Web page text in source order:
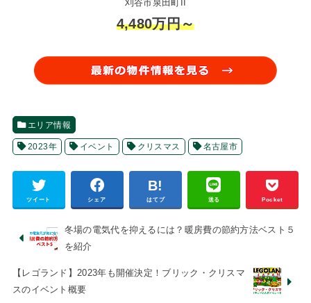
刈谷市泉田町II
4,480万円～
エリア情報
2023年 イベント クリスマス 名古屋市
ツイート シェア はてブ 送る Pocket
冬場の電気代を抑えるには？暖房費の節約方法ベスト５
を紹介
【レゴランド】2023年も開催決定！ブリック・クリスマ
スのイベント概要